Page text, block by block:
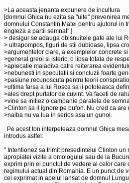
>La aceasta jenanta expunere de incultura
[domnul Ghica nu ezita sa "uite" prevenirea
domnului Constantin Matei pentru ajutorul in
engleza a partii semnal" ]
> desigur se adauga obisnuitele gafe ale lui
> ultrapompos, figuri de stil dubioase, lipsa
>argumentelor clare, a exemplelor concrete si
>general greoi si isteric, o lipsa totala de
>aplecatie maladiva catre reiterarea
>nebunesti in speculatii si concluzii foarte
>pasiune recunoscuta pentru teorii
>ultima farsa a lui Rosca sa ii potoleasca
>ales drept purtator de cuvint. Va faceti de
>vine sa initiez o campanie paralela de
>Clinton sa il ignore pe bufon. Nu cred ca are
>naiba nu va lua in serios asa un gunoi.
Pe acest ton interpeleaza domnul Ghica
introdus astfel:
" Intentionez sa trimit presedintelui Clinton un
apropiatei vizite a omologului sau de la
exprim prin el punctul de vedere al celor care
regimului actual din Romania. E un punct de
cel exprimat in apelul lansat de domnul